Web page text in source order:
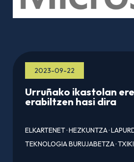
2023-09-22
Urruñako ikastolan
erabiltzen hasi dira
ELKARTENET·HEZKUNTZA·
TEKNOLOGIA BURUJABETZA·